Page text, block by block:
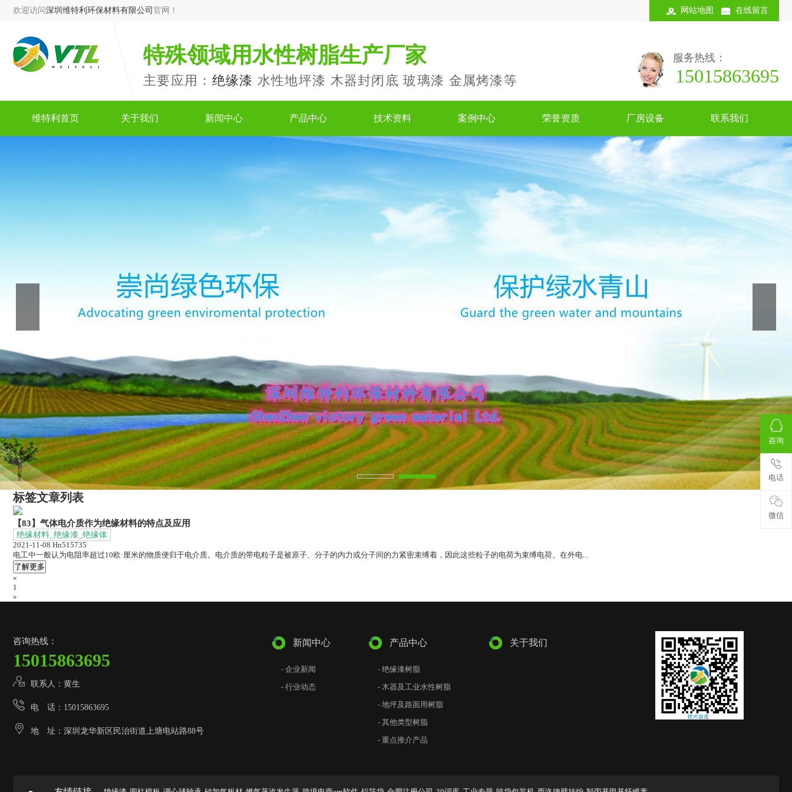
欢迎访问深圳维特利环保材料有限公司 官网！ 网站地图 在线留言
特殊领域用水性树脂生产厂家
主要应用： 绝缘漆 水性地坪漆 木器封闭底 玻璃漆 金属烤漆等
服务热线：
15015863695
维特利首页 关于我们 新闻中心 产品中心 技术资料 案例中心 荣誉资质 厂房设备 联系我们
标签文章列表
【83】气体电介质作为绝缘材料的特点及应用
绝缘材料_绝缘漆_绝缘体
2021-11-08 Hn515735
电工中一般认为电阻率超过10欧·厘米的物质便归于电介质。电介质的带电粒子是被原子、分子的内力或分子间的力紧密束缚着，因此这些粒子的电荷为束缚电荷。在外电...
了解更多
«
1
»
咨询热线：
15015863695
联系人：黄生
电 话：15015863695
地 址：深圳龙华新区民治街道上塘电站路88号
新闻中心
- 企业新闻
- 行业动态
产品中心
- 绝缘漆树脂
- 木器及工业水性树脂
- 地坪及路面用树脂
- 其他类型树脂
- 重点推介产品
关于我们
咨询
电话
微信